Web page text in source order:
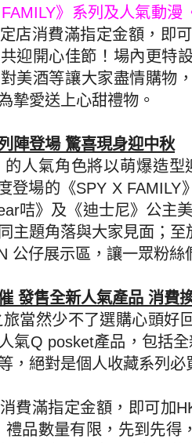
》系列及人氣動漫
店消費滿指定金額，即
迎開心佳節！ 場內更特
美酒等讓大家盡情購物
摯愛送上心甜禮物。
陣登場 驚喜現身迎中秋
的人氣角色將以萌爆造
登場的《SPY X FAMILY
咭》及《迪士尼》公主
主題角落與大家見面； 至
公仔展示區，讓一眾粉絲
發售全新人氣產品 消費
旅當然少不了選購心頭好
氣Q posket產品，包括
， 絕對是個人收藏系列必
費滿指定金額，即可加
禮品數量有限，先到先得